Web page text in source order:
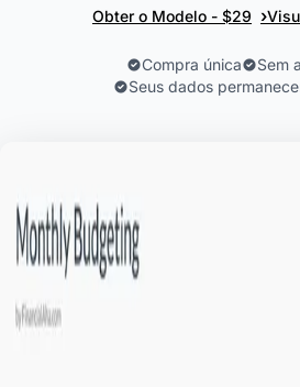
Obter o Modelo - $29 ›
Compra única
Sem
Seus dados